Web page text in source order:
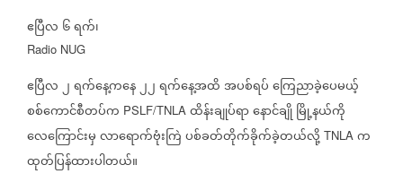
ဧပြီလ ၆ရက်၊
Radio NUG
ဧပြီလ၂ရက်နေ့ကနေ၂၂ရက်နေ့အထိအပစ်ရပ်ကြေညာခဲ့ပေမယ့်
စစ်ကောင်စီတပ်က PSLF/TNLA ထိန်းချုပ်ရာနောင်ချိုမြို့နယ်ကို
လေကြောင်းမှလာရောက်ဗုံးကြဲပစ်ခတ်တိုက်ခိုက်ခဲ့တယ်လို့ TNLA က
ထုတ်ပြန်ထားပါတယ်။